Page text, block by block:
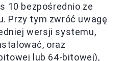
10 bezpośrednio ze
Przy tym zwróć uwagę
wersji systemu,
oraz
lub 64-bitowej),